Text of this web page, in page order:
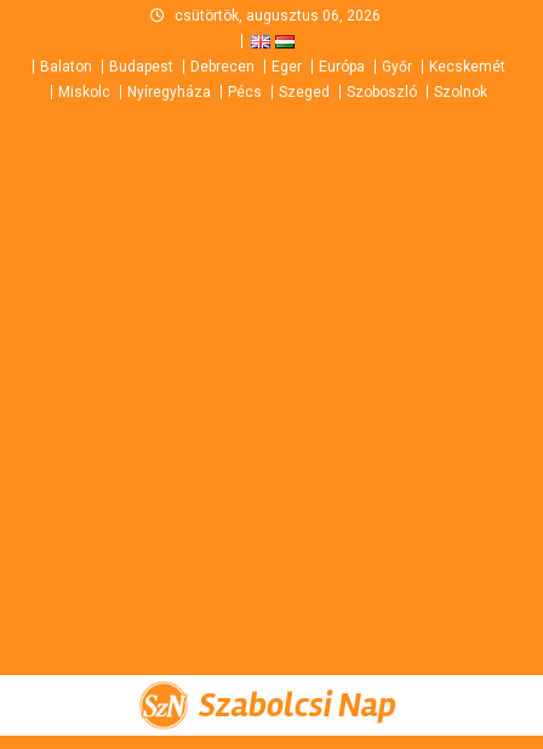
content
csütörtök, augusztus 06, 2026
Balaton Budapest Debrecen Eger Európa Győr
Kecskemét
Miskolc
Nyíregyháza Pécs Szeged Szoboszló Szolnok
Szabolcsi Nap